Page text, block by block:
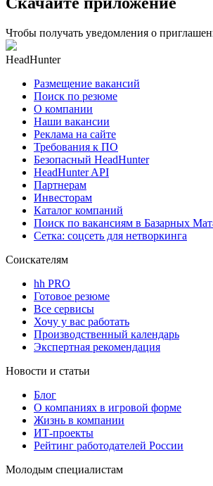
Чтобы получать уведомления о
HeadHunter
Размещение вакансий
Поиск по резюме
О компании
Наши вакансии
Реклама на сайте
Требования к ПО
Безопасный HeadHunter
HeadHunter API
Партнерам
Инвесторам
Каталог компаний
Поиск по вакансиям в Базарных
Сетка: соцсеть для нетворкинга
Соискателям
hh PRO
Готовое резюме
Все сервисы
Хочу у вас работать
Производственный календарь
Экспертная рекомендация
Новости и статьи
Блог
О компаниях в игровой форме
Жизнь в компании
ИТ-проекты
Рейтинг работодателей России
Молодым специалистам